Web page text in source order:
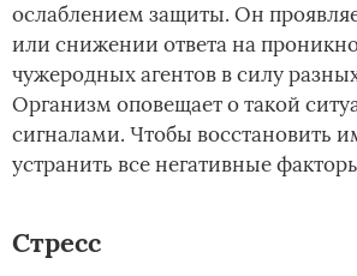
ослаблением защиты. Он
или снижении ответа на
чужеродных агентов в силу
Организм оповещает о такой
сигналами. Чтобы восстановить
устранить все негативные
Стресс